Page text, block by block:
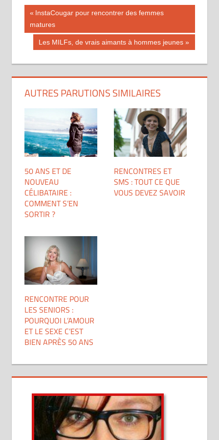
Navigation
de
l’article
Publication
précédente :
InstaCougar pour rencontrer des femmes
matures
Publication
Les MILFs, de vrais aimants à hommes jeunes
AUTRES PARUTIONS SIMILAIRES
50 ANS ET DE
NOUVEAU
CÉLIBATAIRE :
COMMENT S’EN
SORTIR ?
RENCONTRES ET
SMS : TOUT CE QUE
VOUS DEVEZ SAVOIR
RENCONTRE POUR
LES SENIORS :
POURQUOI L’AMOUR
ET LE SEXE C’EST
BIEN APRÈS 50 ANS